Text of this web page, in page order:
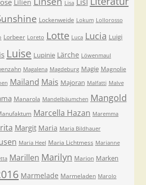
Lilien Lisa Lisl
Lockenweide Lokum Lollorosso
Lorbeer Loreto Lotte Luca Lucia Luigi
Luise Lupinie Lärche Löwenmaul
Magalena Magdeburg Magie Magnolie
Mailand Mais Majoran Malfatti Malve
Manarola Mandelbäumchen Mangold
Marcella Hazan Maremma
Margit Maria Maria Bildhauer
Maria Heel Maria Lichtmess Marianne
Marillen Marilyn Marion Marken
Marmelade Marmeladen Marolo